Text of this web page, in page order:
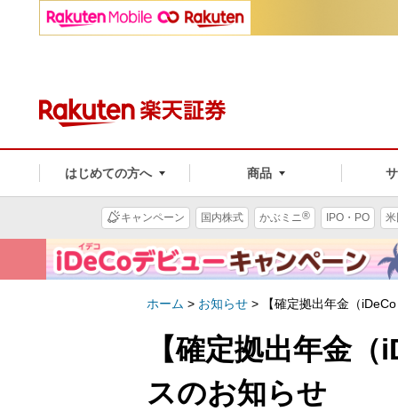
はじめての方へ 商品
キャンペーン 国内株式 かぶミニ® IPO・PO
ホーム > お知らせ > 【確定拠出年金（
【確定拠出年金
スのお知らせ